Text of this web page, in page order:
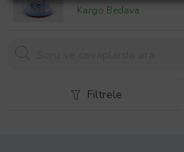
Kargo Bedava
Filtrele